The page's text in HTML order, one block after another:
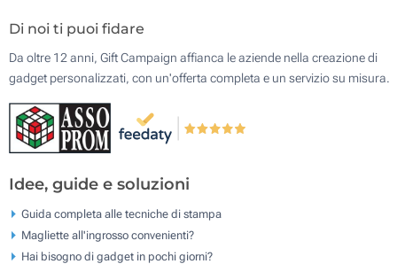
Di noi ti puoi fidare
Da oltre 12 anni, Gift Campaign affianca le aziende nella creazione di
gadget personalizzati, con un'offerta completa e un servizio su misura.
Idee, guide e soluzioni
Guida completa alle tecniche di stampa
Magliette all'ingrosso convenienti?
Hai bisogno di gadget in pochi giorni?